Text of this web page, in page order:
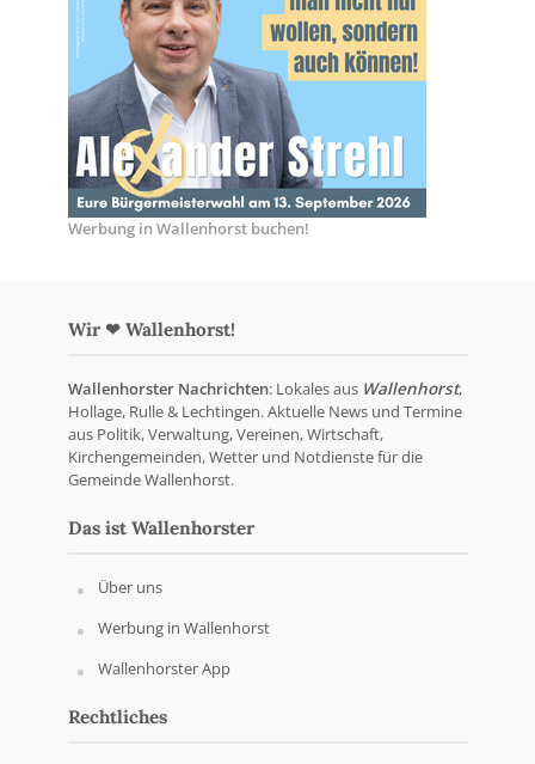
Werbung in Wallenhorst buchen!
Wir ❤ Wallenhorst!
Wallenhorster Nachrichten: Lokales aus Wallenhorst,
Hollage, Rulle & Lechtingen. Aktuelle News und Termine
aus Politik, Verwaltung, Vereinen, Wirtschaft,
Kirchengemeinden, Wetter und Notdienste für die
Gemeinde Wallenhorst.
Das ist Wallenhorster
Über uns
Werbung in Wallenhorst
Wallenhorster App
Rechtliches